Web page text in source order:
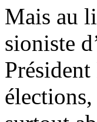
Mais au
sioniste
Président